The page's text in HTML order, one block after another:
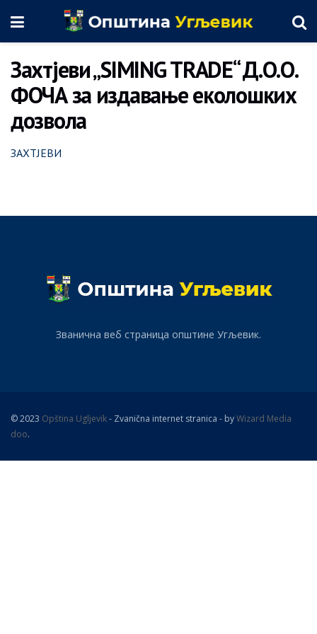
Захтјеви „SIMING TRADE“ Д.О.О.
ФОЧА за издавање еколошких
дозвола
ЗАХТЈЕВИ
Званична веб страница општине Угљевик.
© 2023 Opština Ugljevik- Zvanična internet stranica - byWizard Media
doo.